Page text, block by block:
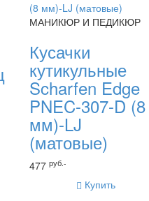
МАНИКЮР И ПЕДИКЮР
Кусачки
кутикульные
Scharfen Edge
PNEC-307-D (8
мм)-LJ
(матовые)
477 руб.-
Купить